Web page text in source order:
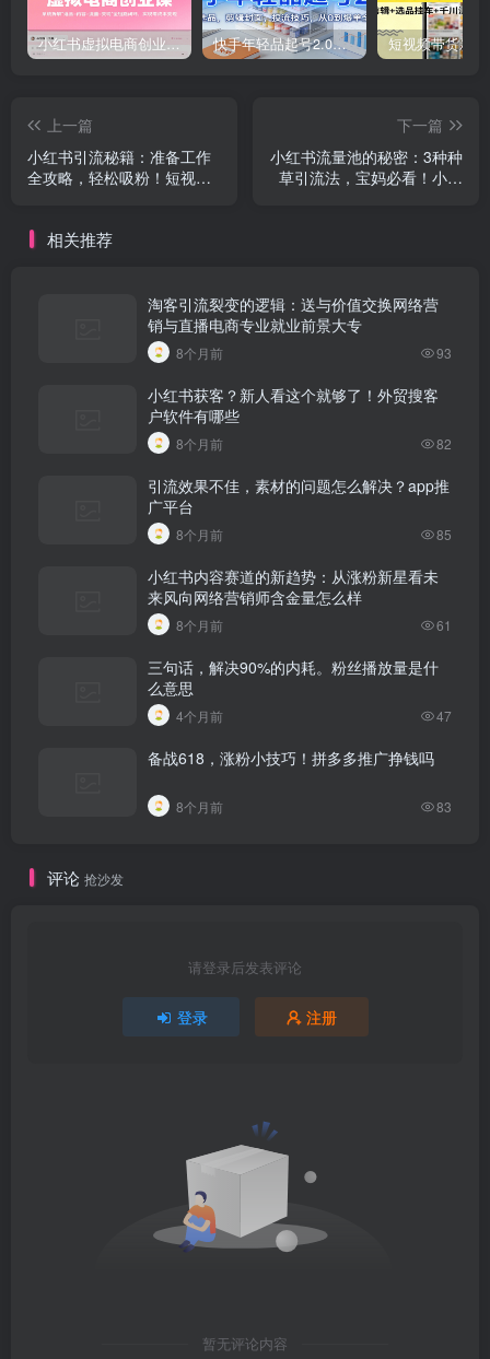
小红书虚拟电商创业课，系统拆解选品-内容-流量-变现，实现零成本变现 快手年轻品起号2.0：养号选品，剪辑封面，投流技巧，从0到爆单全流程
上一篇
小红书引流秘籍：准备工作
全攻略，轻松吸粉！短视频
下一篇
小红书流量池的秘密：3种种
草引流法，宝妈必看！小红
相关推荐
淘客引流裂变的逻辑：送与价值交换网络营
销与直播电商专业就业前景大专
8个月前 93
小红书获客？新人看这个就够了！外贸搜客
户软件有哪些
8个月前 82
引流效果不佳，素材的问题怎么解决？app推
广平台
8个月前 85
小红书内容赛道的新趋势：从涨粉新星看未
来风向网络营销师含金量怎么样
8个月前 61
三句话，解决90%的内耗。粉丝播放量是什
么意思
4个月前 47
备战618，涨粉小技巧！拼多多推广挣钱吗
8个月前 83
评论 抢沙发
请登录后发表评论
登录 注册
暂无评论内容